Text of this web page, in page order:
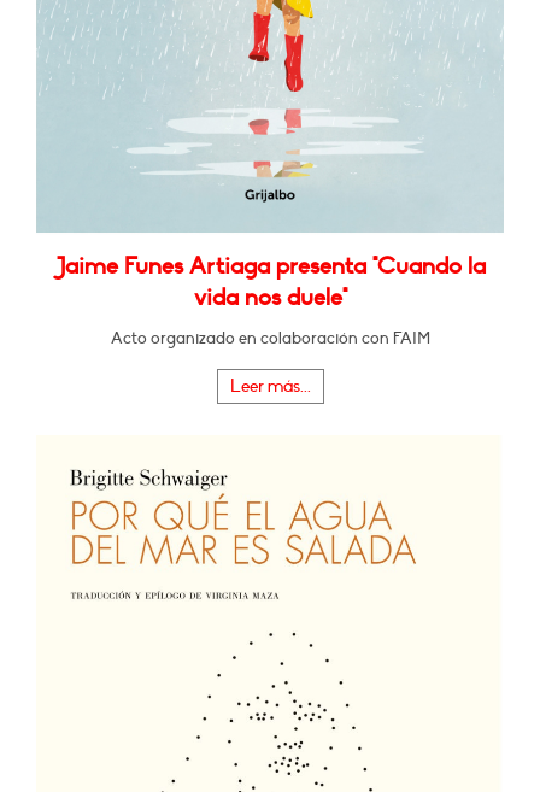
Jaime Funes Artiaga presenta "Cuando la
vida nos duele"
Acto organizado en colaboración con FAIM
Leer más...